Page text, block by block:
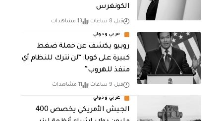
الكونغرس
قبل 8 ساعات 13 مشاهدات
عربي ودولي
روبيو يكشف عن حملة ضغط
كبيرة على كوبا: “لن نترك للنظام أي
منفذ للهروب”
قبل 9 ساعات 11 مشاهدات
عربي ودولي
الجيش الأمريكي يخصص 400